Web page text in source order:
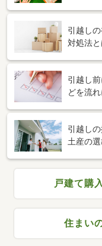
引越し
対処法と
引越し
どを流
引越し
土産の
戸建て購
住まい